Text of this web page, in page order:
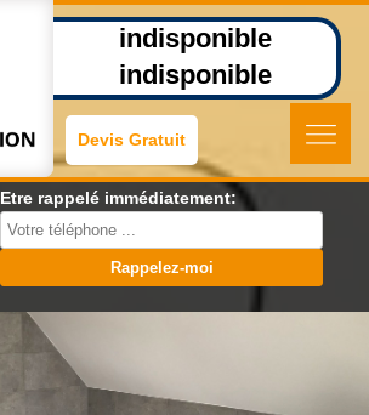
indisponible
indisponible
Devis Gratuit
Etre rappelé immédiatement: